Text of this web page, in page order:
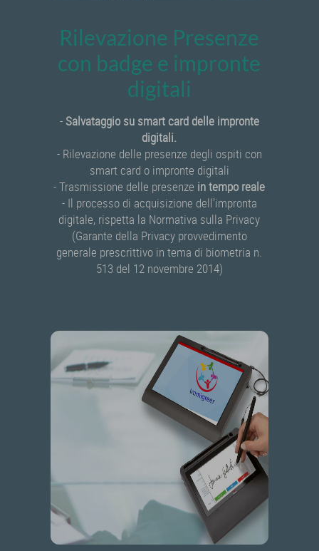
Rilevazione Presenze
con badge e impronte
digitali
- Salvataggio su smart card delle impronte
digitali.
- Rilevazione delle presenze degli ospiti con
smart card o impronte digitali
- Trasmissione delle presenze in tempo reale
- Il processo di acquisizione dell’impronta
digitale, rispetta la Normativa sulla Privacy
(Garante della Privacy provvedimento
generale prescrittivo in tema di biometria n.
513 del 12 novembre 2014)